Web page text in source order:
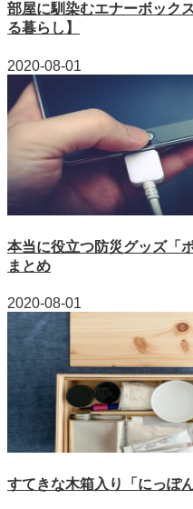
部屋に馴染むエナーボック
る暮らし】
2020-08-01
本当に役立つ防災グッズ「
まとめ
2020-08-01
すてきな木箱入り「にっぽ